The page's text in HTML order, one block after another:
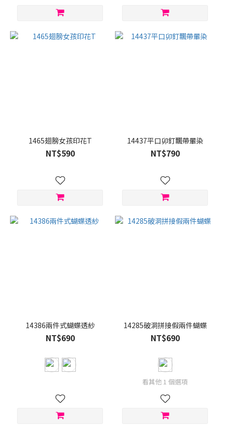
1465翅膀女孩印花T
NT$590
14437平口卯釘飄帶暈染
NT$790
14386兩件式蝴蝶透紗
NT$690
14285破洞拼接假兩件蝴蝶
NT$690
看其他 1 個選項